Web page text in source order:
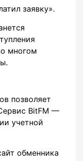
заявку».
многом
позволяет
BitFM —
учетной
обменника